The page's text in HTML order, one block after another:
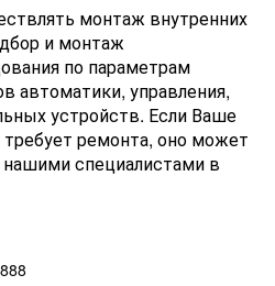
монтаж внутренних
и монтаж
по параметрам
автоматики, управления,
устройств. Если Ваше
ремонта, оно может
специалистами в